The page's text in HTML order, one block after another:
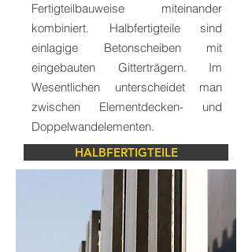
Fertigteilbauweise miteinander
kombiniert. Halbfertigteile sind
einlagige Betonscheiben mit
eingebauten Gitterträgern. Im
Wesentlichen unterscheidet man
zwischen Elementdecken- und
Doppelwandelementen.
HALBFERTIGTEILE